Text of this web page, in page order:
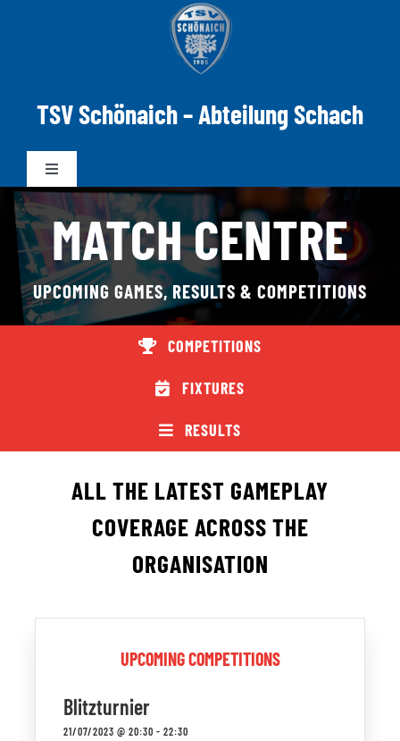
TSV Schönaich – Abteilung Schach
Toggle
Navigation
News
Mannschaften
Jugendschach
MATCH CENTRE
UPCOMING GAMES, RESULTS & COMPETITIONS
COMPETITIONS
FIXTURES
RESULTS
ALL THE LATEST GAMEPLAY
COVERAGE ACROSS THE
ORGANISATION
UPCOMING COMPETITIONS
Blitzturnier
21/07/2023 @ 20:30 - 22:30